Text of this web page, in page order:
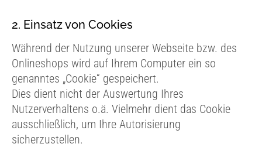
2. Einsatz von Cookies
Während der Nutzung unserer Webseite bzw. des
Onlineshops wird auf Ihrem Computer ein so
genanntes „Cookie“ gespeichert.
Dies dient nicht der Auswertung Ihres
Nutzerverhaltens o.ä. Vielmehr dient das Cookie
ausschließlich, um Ihre Autorisierung
sicherzustellen.